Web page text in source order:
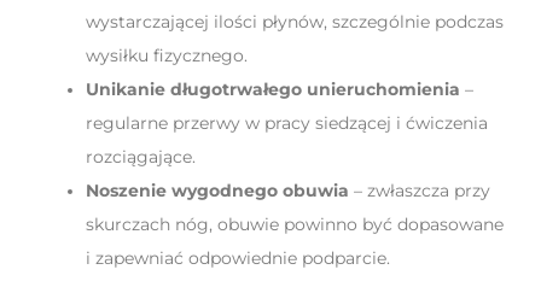
wystarczającej ilości płynów, szczególnie podczas
wysiłku fizycznego.
Unikanie długotrwałego unieruchomienia –
regularne przerwy w pracy siedzącej i ćwiczenia
rozciągające.
Noszenie wygodnego obuwia – zwłaszcza przy
skurczach nóg, obuwie powinno być dopasowane
i zapewniać odpowiednie podparcie.